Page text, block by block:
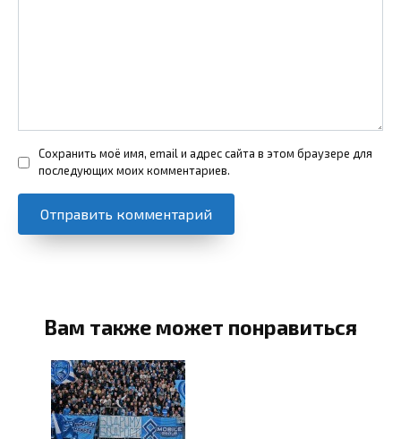
Сохранить моё имя, email и адрес сайта в этом браузере для
последующих моих комментариев.
Вам также может понравиться